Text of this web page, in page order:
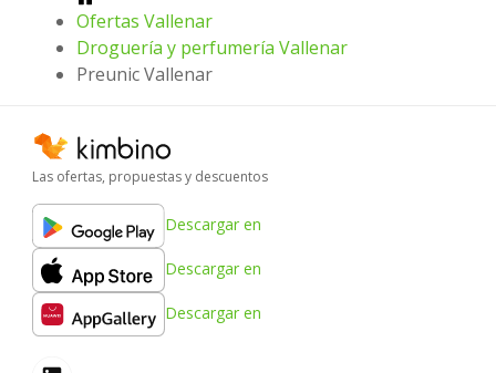
Ofertas Vallenar
Droguería y perfumería Vallenar
Preunic Vallenar
Las ofertas, propuestas y descuentos
Descargar en
Descargar en
Descargar en